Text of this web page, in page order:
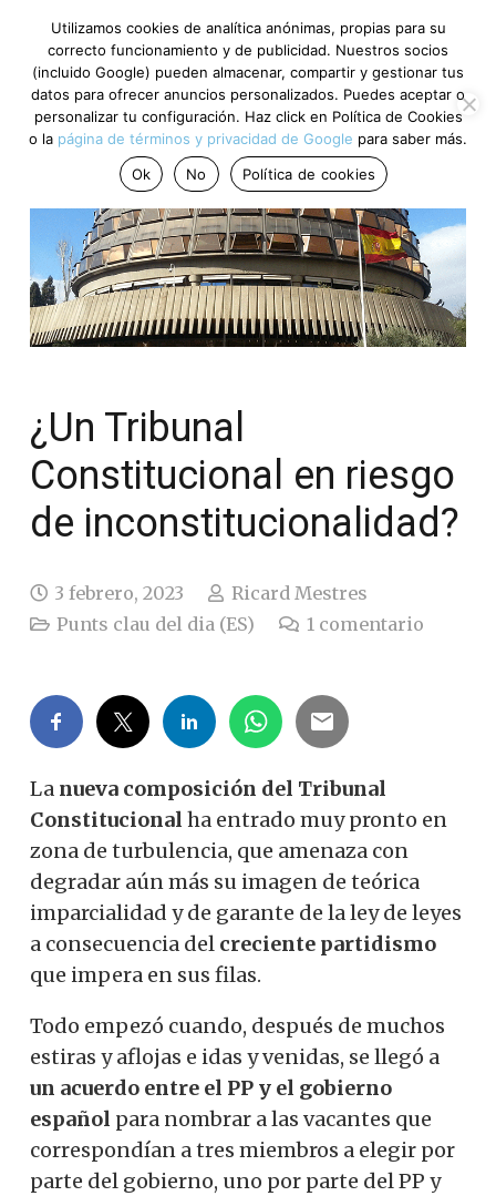
¿Un Tribunal
Constitucional en riesgo
de inconstitucionalidad?
3 febrero, 2023
Ricard Mestres
Punts clau del dia (ES)
1 comentario
La nueva composición del Tribunal
Constitucional ha entrado muy pronto en
zona de turbulencia, que amenaza con
degradar aún más su imagen de teórica
imparcialidad y de garante de la ley de leyes
a consecuencia del creciente partidismo
que impera en sus filas.
Todo empezó cuando, después de muchos
estiras y aflojas e idas y venidas, se llegó a
un acuerdo entre el PP y el gobierno
español para nombrar a las vacantes que
correspondían a tres miembros a elegir por
parte del gobierno, uno por parte del PP y
Utilizamos cookies de analítica anónimas, propias para su
correcto funcionamiento y de publicidad. Nuestros socios
(incluido Google) pueden almacenar, compartir y gestionar tus
datos para ofrecer anuncios personalizados. Puedes aceptar o
personalizar tu configuración. Haz click en Política de Cookies
o la página de términos y privacidad de Google para saber más.
Ok
No Política de cookies